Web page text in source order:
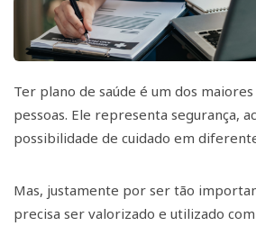
Ter plano de saúde é um dos
pessoas. Ele representa segurança,
possibilidade de cuidado em
Mas, justamente por ser tão
precisa ser valorizado e utilizado